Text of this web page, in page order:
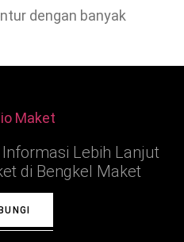
dengan banyak
Lebih Lanjut
di Bengkel Maket